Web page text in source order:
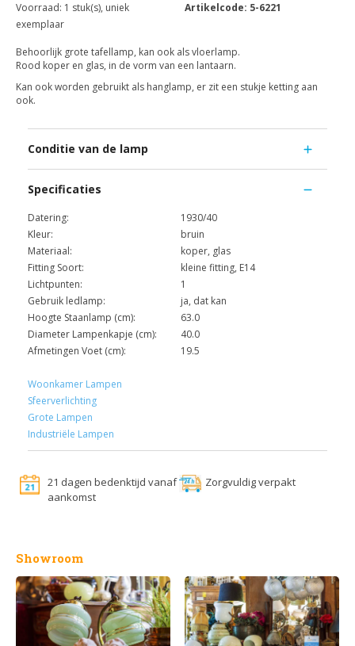
Voorraad: 1 stuk(s), uniek
exemplaar
Artikelcode: 5-6221
Behoorlijk grote tafellamp, kan ook als vloerlamp.
Rood koper en glas, in de vorm van een lantaarn.
Kan ook worden gebruikt als hanglamp, er zit een stukje ketting aan
ook.
Conditie van de lamp
Specificaties
Datering:
1930/40
Kleur:
bruin
Materiaal:
koper, glas
Fitting Soort:
kleine fitting, E14
Lichtpunten:
1
Gebruik ledlamp:
ja, dat kan
Hoogte Staanlamp (cm):
63.0
Diameter Lampenkapje (cm):
40.0
Afmetingen Voet (cm):
19.5
Woonkamer Lampen
Sfeerverlichting
Grote Lampen
Industriële Lampen
21 dagen bedenktijd vanaf
aankomst
Zorgvuldig verpakt
Showroom